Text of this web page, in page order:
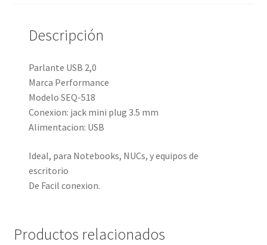
Descripción
Parlante USB 2,0
Marca Performance
Modelo SEQ-518
Conexion: jack mini plug 3.5 mm
Alimentacion: USB
Ideal, para Notebooks, NUCs, y equipos de
escritorio
De Facil conexion.
Productos relacionados